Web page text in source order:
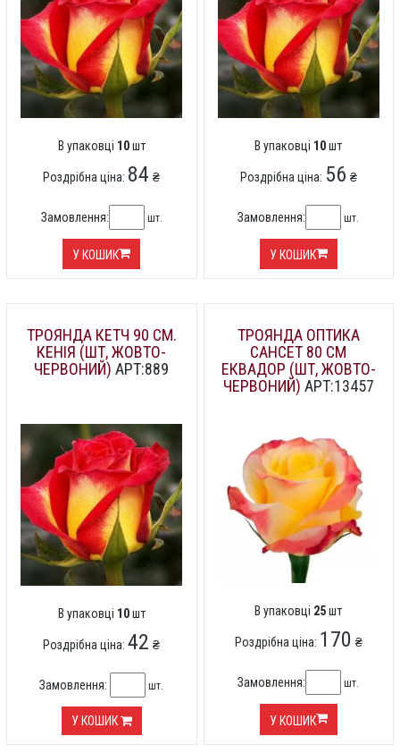
В упаковці 10шт
Роздрібна ціна: 84 ₴
Замовлення: шт.
У КОШИК
В упаковці 10шт
Роздрібна ціна: 56 ₴
Замовлення: шт.
У КОШИК
ТРОЯНДА КЕТЧ 90 СМ.
КЕНІЯ (ШТ, ЖОВТО-
ЧЕРВОНИЙ) АРТ:889
В упаковці 10шт
Роздрібна ціна:42 ₴
Замовлення: шт.
У КОШИК
ТРОЯНДА ОПТИКА
САНСЕТ 80 СМ
ЕКВАДОР (ШТ, ЖОВТО-
ЧЕРВОНИЙ) АРТ:13457
В упаковці 25шт
Роздрібна ціна: 170 ₴
Замовлення: шт.
У КОШИК